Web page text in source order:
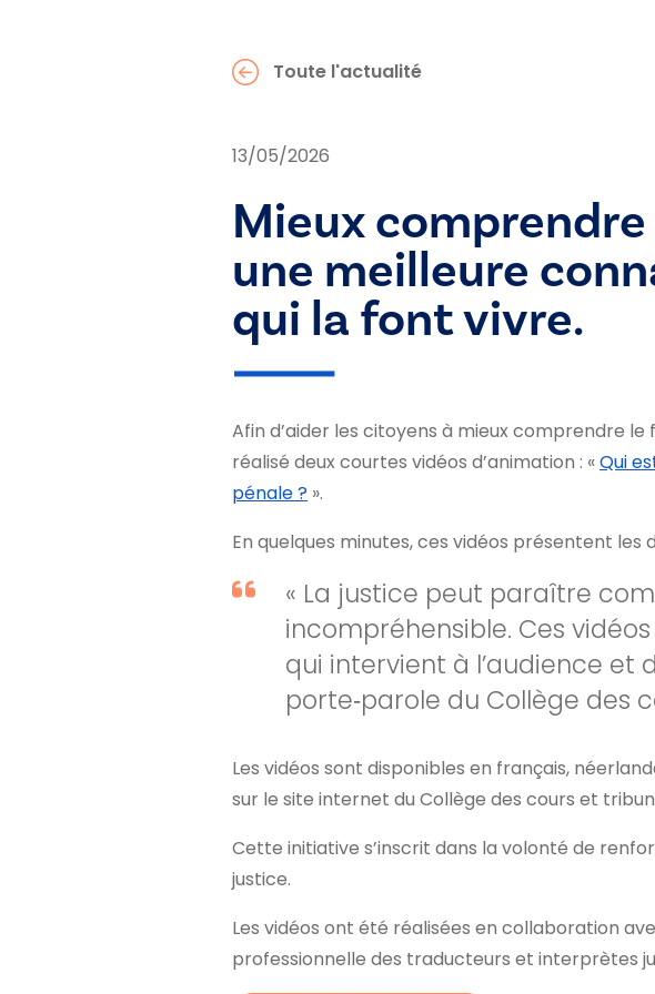
Toute l'actualité
13/05/2026
Mieux
une meilleure
qui la font vivre.
Afin d’aider les citoyens à mieux comprendre
réalisé deux courtes vidéos d’animation : «Qui
pénale ? ».
En quelques minutes, ces vidéos présentent les
« La justice peut paraître
incompréhensible. Ces
qui intervient à l’audience et
porte‑parole du Collège des
Les vidéos sont disponibles en français,
sur le site internet du Collège des cours et
Cette initiative s’inscrit dans la volonté de
justice.
Les vidéos ont été réalisées en collaboration
professionnelle des traducteurs et interprètes